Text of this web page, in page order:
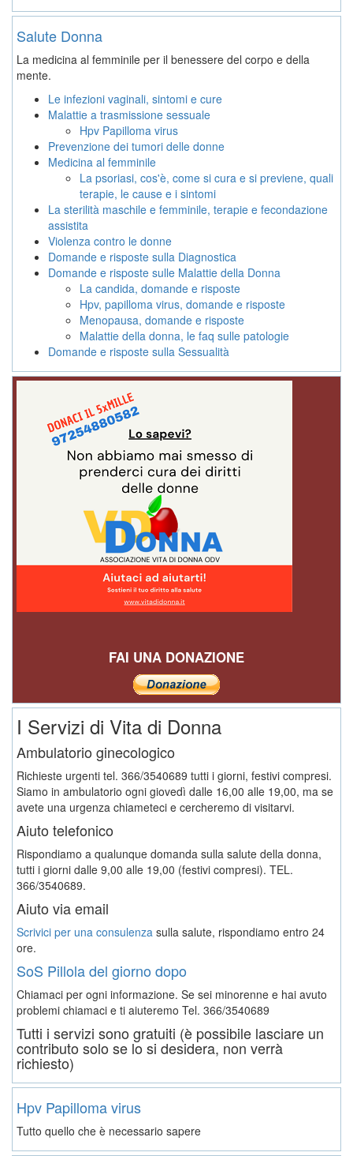
Salute Donna
La medicina al femminile per il benessere del corpo e della
mente.
Le infezioni vaginali, sintomi e cure
Malattie a trasmissione sessuale
Hpv Papilloma virus
Prevenzione dei tumori delle donne
Medicina al femminile
La psoriasi, cos'è, come si cura e si previene, quali
terapie, le cause e i sintomi
La sterilità maschile e femminile, terapie e fecondazione
assistita
Violenza contro le donne
Domande e risposte sulla Diagnostica
Domande e risposte sulle Malattie della Donna
La candida, domande e risposte
Hpv, papilloma virus, domande e risposte
Menopausa, domande e risposte
Malattie della donna, le faq sulle patologie
Domande e risposte sulla Sessualità
FAI UNA DONAZIONE
I Servizi di Vita di Donna
Ambulatorio ginecologico
Richieste urgenti tel. 366/3540689 tutti i giorni, festivi compresi.
Siamo in ambulatorio ogni giovedì dalle 16,00 alle 19,00, ma se
avete una urgenza chiameteci e cercheremo di visitarvi.
Aiuto telefonico
Rispondiamo a qualunque domanda sulla salute della donna,
tutti i giorni dalle 9,00 alle 19,00 (festivi compresi). TEL.
366/3540689.
Aiuto via email
Scrivici per una consulenza sulla salute, rispondiamo entro 24
ore.
SoS Pillola del giorno dopo
Chiamaci per ogni informazione. Se sei minorenne e hai avuto
problemi chiamaci e ti aiuteremo Tel. 366/3540689
Tutti i servizi sono gratuiti (è possibile lasciare un
contributo solo se lo si desidera, non verrà
richiesto)
Hpv Papilloma virus
Tutto quello che è necessario sapere